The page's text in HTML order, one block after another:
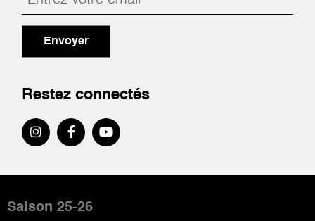
Envoyer
Restez connectés
de
Saison 25-26